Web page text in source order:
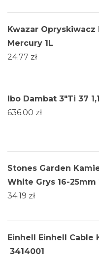
Kwazar Opryskiwacz
Mercury 1L
24.77 zł
Ibo Dambat 3"Ti 37
636.00 zł
Stones Garden
White Grys 16-25mm
34.19 zł
Einhell Einhell Cable
3414001